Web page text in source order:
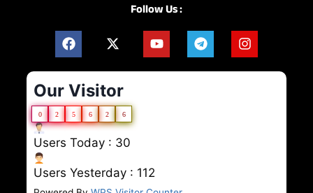
Follow Us :
Our Visitor
0 2 5 6 2 6
Users Today : 30
Users Yesterday : 112